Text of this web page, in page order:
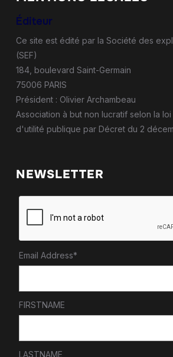
Éditeur
Ce site est édité par la Société des
(SEF)
184, boulevard Saint-Germain
75006 PARIS
Président : Olivier Archambeau
Association à but non lucratif selon la
d'utilité publique par Décret du 2
NEWSLETTER
Email Address*
FIRSTNAME
LASTNAME